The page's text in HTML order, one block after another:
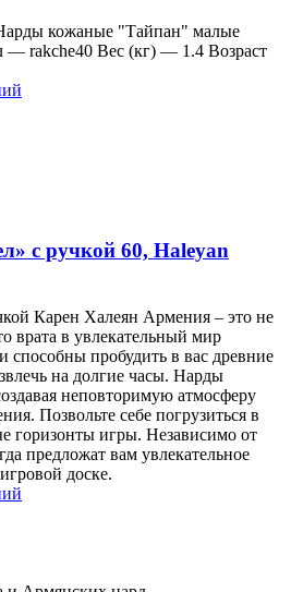
кожаные "Тайпан" малые
— rakche40 Вес (кг) — 1.4 Возраст
с ручкой 60, Haleyan
Карен Халеян Армения – это не
врата в увлекательный мир
способны пробудить в вас древние
на долгие часы. Нарды
неповторимую атмосферу
Позвольте себе погрузиться в
горизонты игры. Независимо от
предложат вам увлекательное
доске.